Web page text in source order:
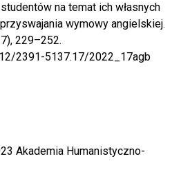
na temat ich własnych
wymowy angielskiej.
229–252.
2391-5137.17/2022_17agb
Akademia Humanistyczno-